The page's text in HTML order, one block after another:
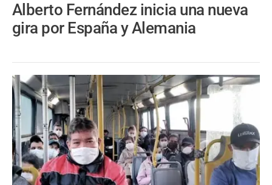
Alberto Fernández inicia una nueva
gira por España y Alemania